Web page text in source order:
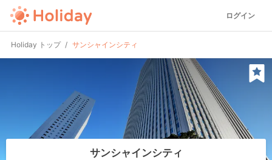
ログイン
Holiday トップ サンシャインシティ
サンシャインシティ